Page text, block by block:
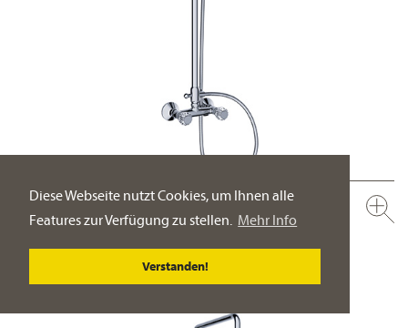
Diese Webseite nutzt Cookies, um Ihnen alle
Features zur Verfügung zu stellen. Mehr Info
Verstanden!
637.20.412.xxx-AA
Aufputz Set mit Steigrohr ½"
Regenbrause ½“, ø 200 mm